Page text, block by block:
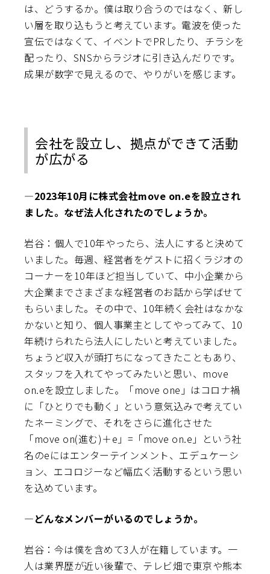
は、どうするか。僕は取り合うのではなく、新し
い層を取り込もうと考えています。電波を使った
宣伝ではなくて、イベントでPRしたり、チラシを
配ったり、SNSからラジオに引き込んだりです。
成果が数字で見えるので、やりがいを感じます。
会社を設立し、拠点ができて活動
が広がる
―2023年10月に株式会社move on.eを設立され
ました。なぜ法人化されたのでしょうか。
岩谷：個人で10年やったら、法人にすると決めて
いました。毎週、経営者をゲストに招くラジオの
コーナーを10年ほど担当していて、中小企業から
大企業までさまざまな経営者のお話から学ばせて
もらいました。その中で、10年続く会社はなかな
かないと知り、個人事業主としてやってみて、10
年続けられたら法人にしたいと考えていました。
ちょうど収入が頭打ちになってきたこともあり、
スタッフを入れてやってみたいと思い、move
on.eを設立しました。「move one」はコロナ禍
に「ひとりでも動く」という意気込みで考えてい
たネーミングで、それをさらに進化させた
「move on(進む)＋e」=「move on.e」という社
名のeにはエンターテインメント、エデュケーシ
ョン、エコロジーなど幅広く活動するという思い
を込めています。
―どんなメンバーがいるのでしょうか。
岩谷：今は僕を含めて3人が在籍しています。一
人は業界歴が近い後輩で、テレビ畑で東京や熊本